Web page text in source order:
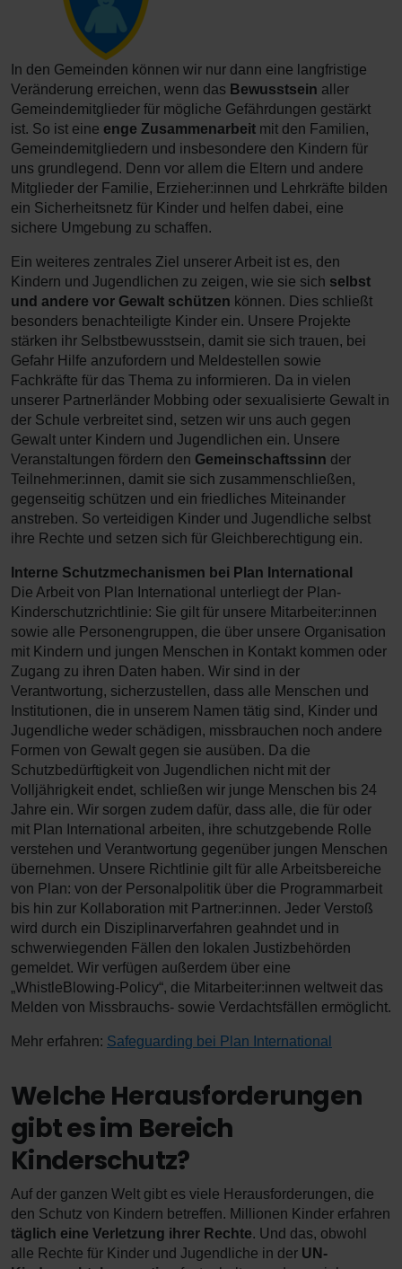
In den Gemeinden können wir nur dann eine langfristige
Veränderung erreichen, wenn das Bewusstsein aller
Gemeindemitglieder für mögliche Gefährdungen gestärkt
ist. So ist eine enge Zusammenarbeit mit den Familien,
Gemeindemitgliedern und insbesondere den Kindern für
uns grundlegend. Denn vor allem die Eltern und andere
Mitglieder der Familie, Erzieher:innen und Lehrkräfte bilden
ein Sicherheitsnetz für Kinder und helfen dabei, eine
sichere Umgebung zu schaffen.
Ein weiteres zentrales Ziel unserer Arbeit ist es, den
Kindern und Jugendlichen zu zeigen, wie sie sich selbst
und andere vor Gewalt schützen können. Dies schließt
besonders benachteiligte Kinder ein. Unsere Projekte
stärken ihr Selbstbewusstsein, damit sie sich trauen, bei
Gefahr Hilfe anzufordern und Meldestellen sowie
Fachkräfte für das Thema zu informieren. Da in vielen
unserer Partnerländer Mobbing oder sexualisierte Gewalt in
der Schule verbreitet sind, setzen wir uns auch gegen
Gewalt unter Kindern und Jugendlichen ein. Unsere
Veranstaltungen fördern den Gemeinschaftssinn der
Teilnehmer:innen, damit sie sich zusammenschließen,
gegenseitig schützen und ein friedliches Miteinander
anstreben. So verteidigen Kinder und Jugendliche selbst
ihre Rechte und setzen sich für Gleichberechtigung ein.
Interne Schutzmechanismen bei Plan International
Die Arbeit von Plan International unterliegt der Plan-
Kinderschutzrichtlinie: Sie gilt für unsere Mitarbeiter:innen
sowie alle Personengruppen, die über unsere Organisation
mit Kindern und jungen Menschen in Kontakt kommen oder
Zugang zu ihren Daten haben. Wir sind in der
Verantwortung, sicherzustellen, dass alle Menschen und
Institutionen, die in unserem Namen tätig sind, Kinder und
Jugendliche weder schädigen, missbrauchen noch andere
Formen von Gewalt gegen sie ausüben. Da die
Schutzbedürftigkeit von Jugendlichen nicht mit der
Volljährigkeit endet, schließen wir junge Menschen bis 24
Jahre ein. Wir sorgen zudem dafür, dass alle, die für oder
mit Plan International arbeiten, ihre schutzgebende Rolle
verstehen und Verantwortung gegenüber jungen Menschen
übernehmen. Unsere Richtlinie gilt für alle Arbeitsbereiche
von Plan: von der Personalpolitik über die Programmarbeit
bis hin zur Kollaboration mit Partner:innen. Jeder Verstoß
wird durch ein Disziplinarverfahren geahndet und in
schwerwiegenden Fällen den lokalen Justizbehörden
gemeldet. Wir verfügen außerdem über eine
„WhistleBlowing-Policy“, die Mitarbeiter:innen weltweit das
Melden von Missbrauchs- sowie Verdachtsfällen ermöglicht.
Mehr erfahren: Safeguarding bei Plan International
Welche Herausforderungen
gibt es im Bereich
Kinderschutz?
Auf der ganzen Welt gibt es viele Herausforderungen, die
den Schutz von Kindern betreffen. Millionen Kinder erfahren
täglich eine Verletzung ihrer Rechte. Und das, obwohl
alle Rechte für Kinder und Jugendliche in der UN-